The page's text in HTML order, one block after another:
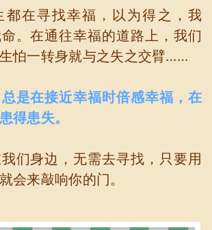
都在寻找幸福，以为得之，我
。在通往幸福的道路上，我们
怕一转身就与之失之交臂……
是在接近幸福时倍感幸福，在
得患失。
们身边，无需去寻找，只要用
会来敲响你的门。